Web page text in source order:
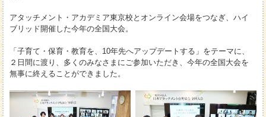
アタッチメント・アカデミア東京校とオンライン会場をつなぎ、ハイ
ブリッド開催した今年の全国大会。
「子育て・保育・教育を、10年先へアップデートする」をテーマに、
２日間に渡り、多くのみなさまにご参加いただき、今年の全国大会を
無事に終えることができました。